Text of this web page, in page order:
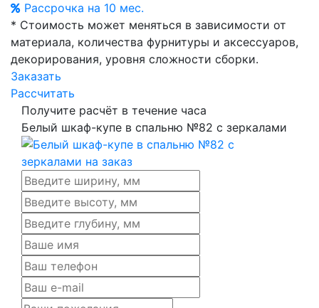
Рассрочка на 10 мес.
* Стоимость может меняться в зависимости от
материала, количества фурнитуры и аксессуаров,
декорирования, уровня сложности сборки.
Заказать
Рассчитать
Получите расчёт в течение часа
Белый шкаф-купе в спальню №82 с зеркалами